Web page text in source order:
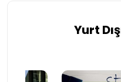
Yurt